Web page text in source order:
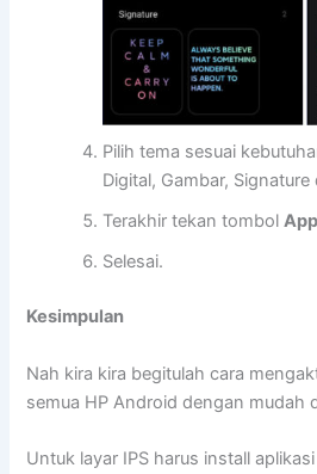
Pilih tema sesuai
Digital, Gambar, Signature
Terakhir tekan tombol
Selesai.
Kesimpulan
Nah kira kira begitulah cara
semua HP Android dengan mudah
Untuk layar IPS harus install